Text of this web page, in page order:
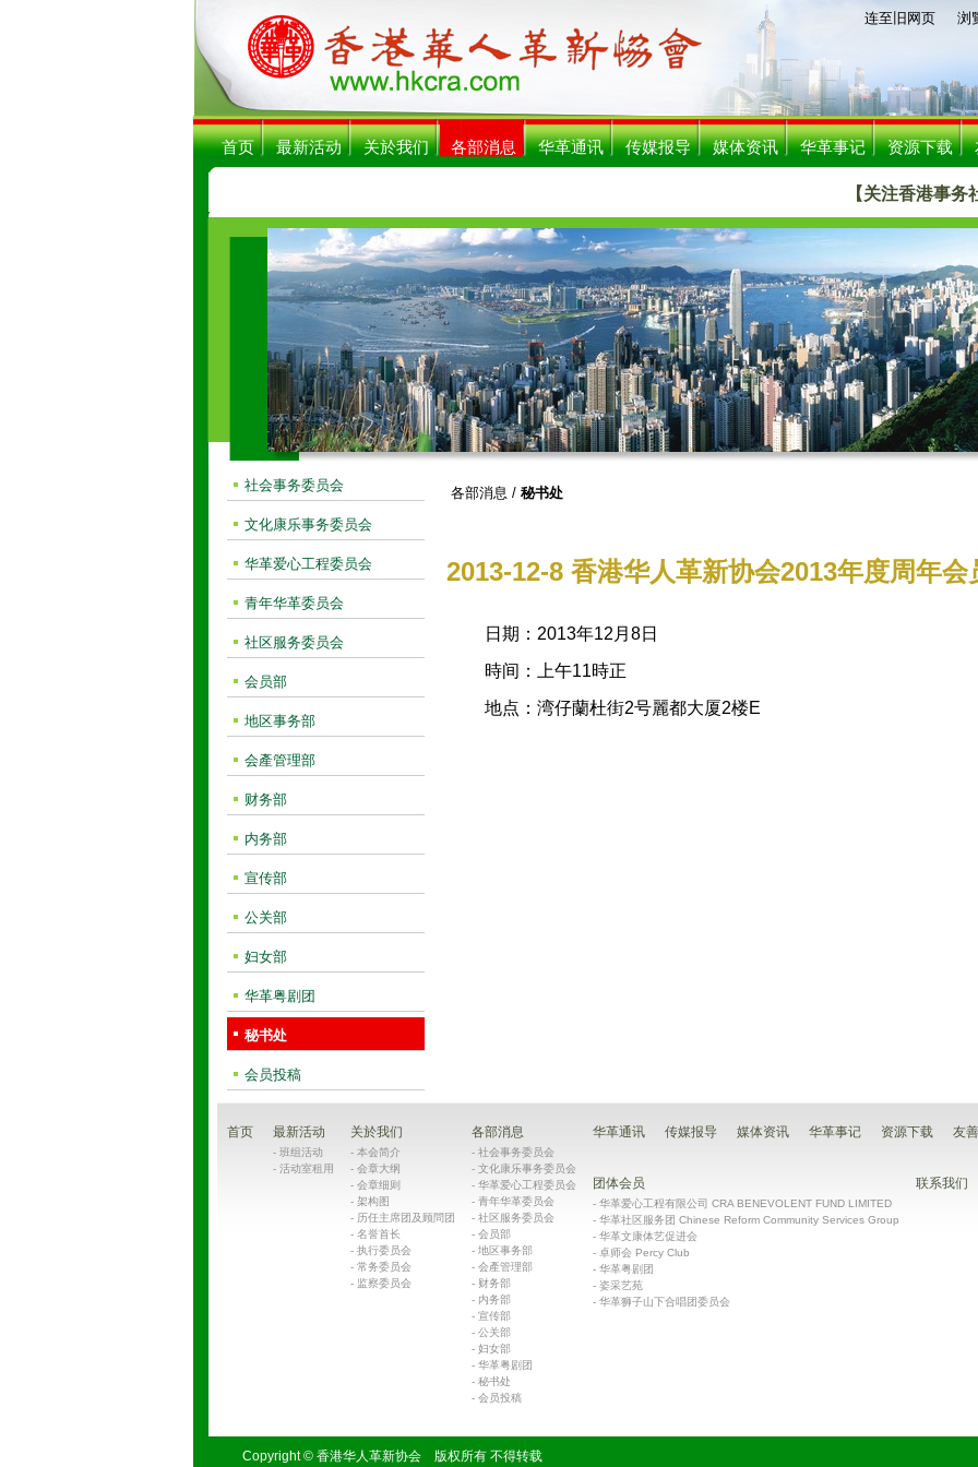
连至旧网页浏覧
首页 最新活动 关於我们 各部消息 华革通讯 传媒报导 媒体资讯 华革事记 资源下载
【关注香港事务
社会事务委员会
文化康乐事务委员会
华革爱心工程委员会
青年华革委员会
社区服务委员会
会员部
地区事务部
会產管理部
财务部
内务部
宣传部
公关部
妇女部
华革粤剧团
秘书处
会员投稿
各部消息 / 秘书处
2013-12-8 香港华人革新协会2013年度周年会
日期：2013年12月8日
時间：上午11時正
地点：湾仔蘭杜街2号麗都大厦2楼E
首页 最新活动
- 班组活动
- 活动室租用
关於我们
- 本会简介
- 会章大纲
- 会章细则
- 架构图
- 历任主席团及顾問团
- 名誉首长
- 执行委员会
- 常务委员会
- 监察委员会
各部消息
- 社会事务委员会
- 文化康乐事务委员会
- 华革爱心工程委员会
- 青年华革委员会
- 社区服务委员会
- 会员部
- 地区事务部
- 会產管理部
- 财务部
- 内务部
- 宣传部
- 公关部
- 妇女部
- 华革粤剧团
- 秘书处
- 会员投稿
华革通讯 传媒报导 媒体资讯 华革事记 资源下载 友
团体会员
- 华革爱心工程有限公司 CRA BENEVOLENT FUND LIMITED
- 华革社区服务团 Chinese Reform Community Services Group
- 华革文康体艺促进会
- 卓师会 Percy Club
- 华革粤剧团
- 姿采艺苑
- 华革狮子山下合唱团委员会
联系我们
Copyright © 香港华人革新协会 版权所有 不得转载